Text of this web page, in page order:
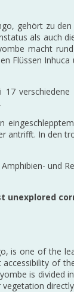
gehört zu
als auch
macht
Flüssen
antrifft. In den
und
unexplored
is one of the
of
is divided